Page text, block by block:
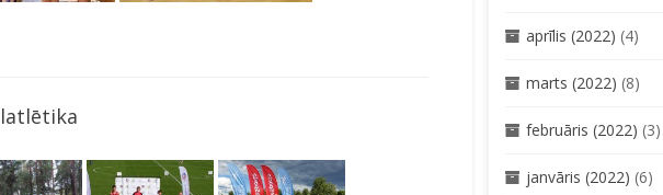
aprīlis (2022) (4)
marts (2022) (8)
februāris (2022) (3)
janvāris (2022) (6)